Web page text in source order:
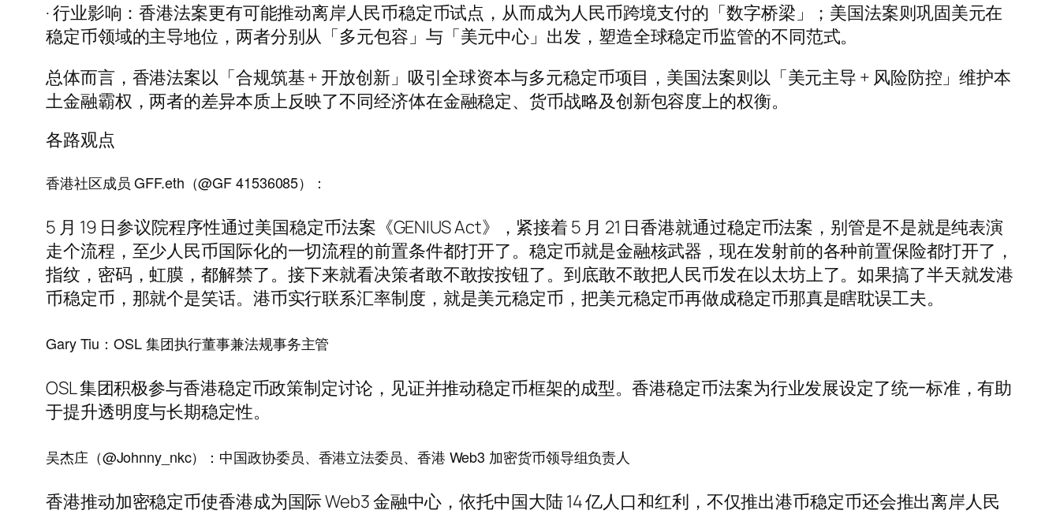
· 行业影响：香港法案更有可能推动离岸人民币稳定币试点，从而成为人民币跨境支付的「数字桥梁」；美国法案则巩固美元在
稳定币领域的主导地位，两者分别从「多元包容」与「美元中心」出发，塑造全球稳定币监管的不同范式。
总体而言，香港法案以「合规筑基 + 开放创新」吸引全球资本与多元稳定币项目，美国法案则以「美元主导 + 风险防控」维护本
土金融霸权，两者的差异本质上反映了不同经济体在金融稳定、货币战略及创新包容度上的权衡。
各路观点
香港社区成员 GFF.eth（@GF 41536085）：
5 月 19 日参议院程序性通过美国稳定币法案《GENIUS Act》，紧接着 5 月 21 日香港就通过稳定币法案，别管是不是就是纯表演
走个流程，至少人民币国际化的一切流程的前置条件都打开了。稳定币就是金融核武器，现在发射前的各种前置保险都打开了，
指纹，密码，虹膜，都解禁了。接下来就看决策者敢不敢按按钮了。到底敢不敢把人民币发在以太坊上了。如果搞了半天就发港
币稳定币，那就个是笑话。港币实行联系汇率制度，就是美元稳定币，把美元稳定币再做成稳定币那真是瞎耽误工夫。
Gary Tiu：OSL 集团执行董事兼法规事务主管
OSL 集团积极参与香港稳定币政策制定讨论，见证并推动稳定币框架的成型。香港稳定币法案为行业发展设定了统一标准，有助
于提升透明度与长期稳定性。
吴杰庄（@Johnny_nkc）：中国政协委员、香港立法委员、香港 Web3 加密货币领导组负责人
香港推动加密稳定币使香港成为国际 Web3 金融中心，依托中国大陆 14 亿人口和红利，不仅推出港币稳定币还会推出离岸人民